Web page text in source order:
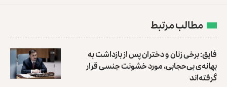
مطالب مرتبط
فایق: برخی زنان و دختران پس از بازداشت به
بهانه‌ی بی‌حجابی، مورد خشونت جنسی قرار
گرفته‌اند